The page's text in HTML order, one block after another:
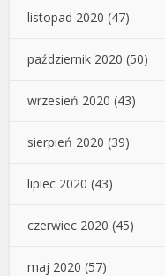
listopad 2020 (47)
październik 2020 (50)
wrzesień 2020 (43)
sierpień 2020 (39)
lipiec 2020 (43)
czerwiec 2020 (45)
maj 2020 (57)